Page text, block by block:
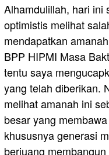
Alhamdulillah, hari ini
optimistis melihat
mendapatkan
BPP HIPMI Masa
tentu saya
yang telah diberikan.
melihat amanah ini
besar yang
khususnya generasi
berjuang